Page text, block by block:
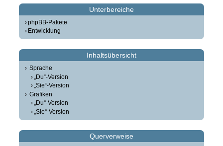
Unterbereiche
phpBB-Pakete
Entwicklung
Inhaltsübersicht
Sprache
„Du“-Version
„Sie“-Version
Grafiken
„Du“-Version
„Sie“-Version
Querverweise